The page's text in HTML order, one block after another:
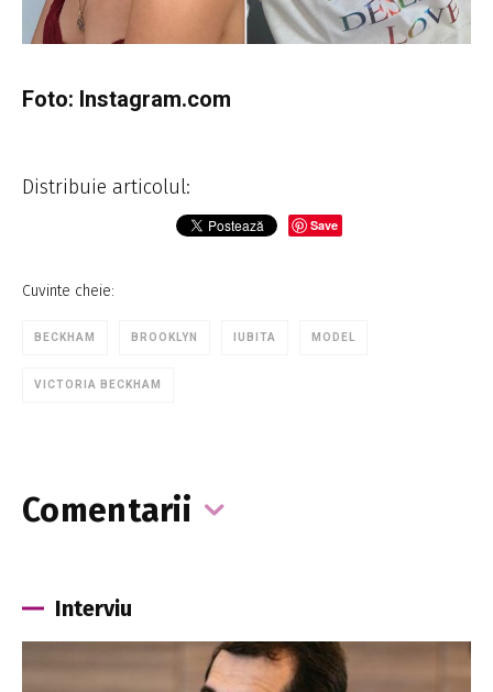
Foto: Instagram.com
Distribuie articolul:
Save
Cuvinte cheie:
BECKHAM BROOKLYN IUBITA MODEL
VICTORIA BECKHAM
Comentarii
Interviu